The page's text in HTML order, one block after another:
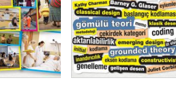
₺262,50 ₺350,00 ₺262,50